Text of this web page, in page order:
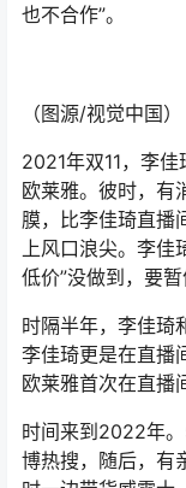
也不合作”。
（图源/视觉中国）
2021年双11，李
欧莱雅。彼时，有
膜，比李佳琦直播
上风口浪尖。李佳
低价”没做到，要暂
时隔半年，李佳琦
李佳琦更是在直播
欧莱雅首次在直播
时间来到2022年
博热搜，随后，有